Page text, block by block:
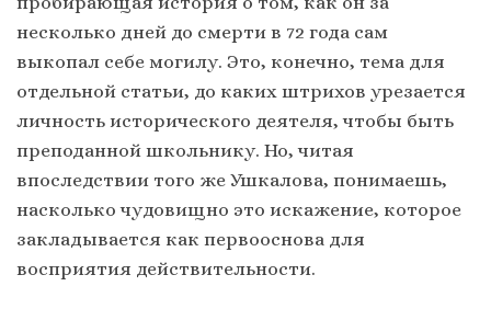
несколько дней до смерти в 72 года сам
выкопал себе могилу. Это, конечно, тема для
отдельной статьи, до каких штрихов урезается
личность исторического деятеля, чтобы быть
преподанной школьнику. Но, читая
впоследствии того же Ушкалова, понимаешь,
насколько чудовищно это искажение, которое
закладывается как первооснова для
восприятия действительности.